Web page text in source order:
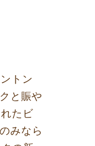
トン
と賑や
たビ
みなら